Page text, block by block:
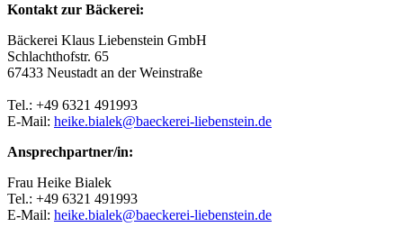
Kontakt zur Bäckerei:
Bäckerei Klaus Liebenstein GmbH
Schlachthofstr. 65
67433 Neustadt an der Weinstraße
Tel.: +49 6321 491993
E-Mail: heike.bialek@baeckerei-liebenstein.de
Ansprechpartner/in:
Frau Heike Bialek
Tel.: +49 6321 491993
E-Mail: heike.bialek@baeckerei-liebenstein.de